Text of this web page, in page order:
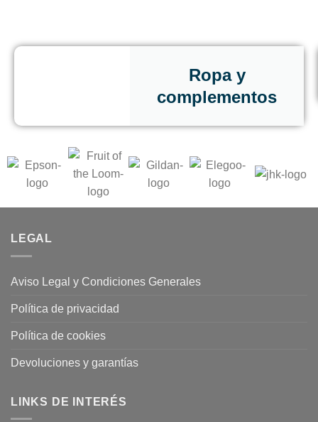
Ropa y
complementos
LEGAL
Aviso Legal y Condiciones Generales
Política de privacidad
Política de cookies
Devoluciones y garantías
LINKS DE INTERÉS